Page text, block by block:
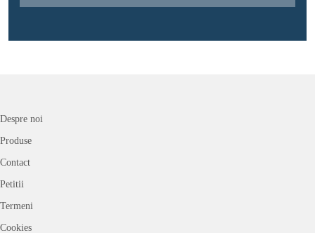
Despre noi
Produse
Contact
Petitii
Termeni
Cookies